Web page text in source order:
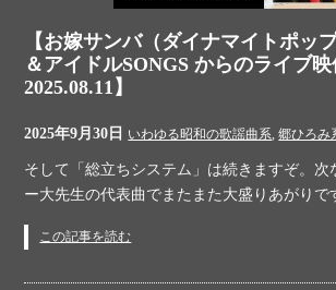
【お嫁サンバ（ダイナマイトポッ
＆アイドルSONGS からのライブ映
2025.08.11】
2025年9月30日 いわゆる昭和の歌謡曲系,郷ひろみ
そして「総立ちシステム」は続きますぞ。次
ー大先生の代表曲でまたまた大盛りあがりで
この記事を読む